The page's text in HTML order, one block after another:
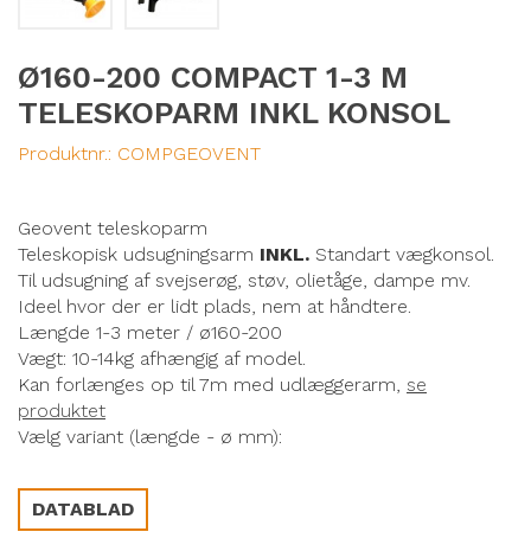
Ø160-200 COMPACT 1-3 M
TELESKOPARM INKL KONSOL
Produktnr.: COMPGEOVENT
Geovent teleskoparm
Teleskopisk udsugningsarm INKL. Standart vægkonsol.
Til udsugning af svejserøg, støv, olietåge, dampe mv.
Ideel hvor der er lidt plads, nem at håndtere.
Længde 1-3 meter / ø160-200
Vægt: 10-14kg afhængig af model.
Kan forlænges op til 7m med udlæggerarm, se
produktet
Vælg variant (længde - ø mm):
DATABLAD